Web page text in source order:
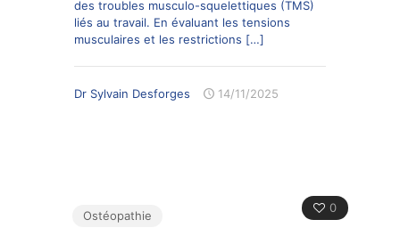
des troubles musculo-squelettiques (TMS)
liés au travail. En évaluant les tensions
musculaires et les restrictions […]
Dr Sylvain Desforges 14/11/2025
0
Ostéopathie